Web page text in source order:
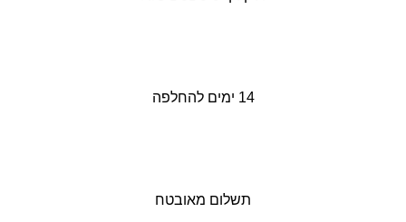
14 ימים להחלפה
תשלום מאובטח